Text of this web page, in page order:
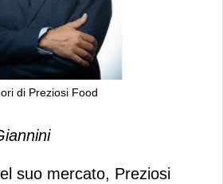
di Preziosi Food
nuovi sapori di
suo mercato, Preziosi